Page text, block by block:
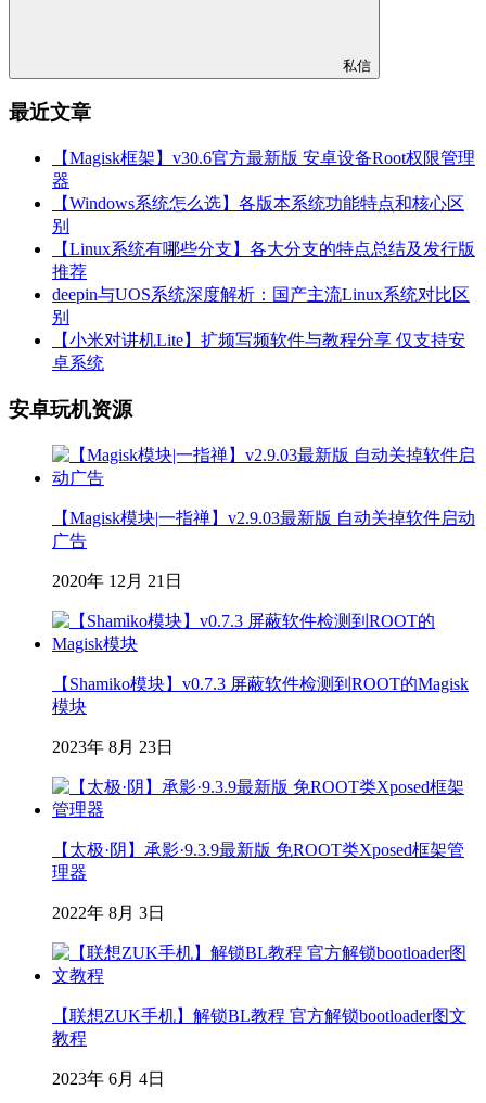
私信
最近文章
【Magisk框架】v30.6官方最新版 安卓设备Root权限管理
器
【Windows系统怎么选】各版本系统功能特点和核心区
别
【Linux系统有哪些分支】各大分支的特点总结及发行版
推荐
deepin与UOS系统深度解析：国产主流Linux系统对比区
别
【小米对讲机Lite】扩频写频软件与教程分享 仅支持安
卓系统
安卓玩机资源
【Magisk模块|一指禅】v2.9.03最新版 自动关掉软件启动
广告
2020年 12月 21日
【Shamiko模块】v0.7.3 屏蔽软件检测到ROOT的Magisk
模块
2023年 8月 23日
【太极·阴】承影·9.3.9最新版 免ROOT类Xposed框架管
理器
2022年 8月 3日
【联想ZUK手机】解锁BL教程 官方解锁bootloader图文
教程
2023年 6月 4日